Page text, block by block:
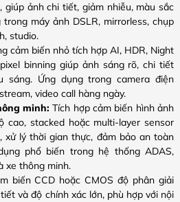
giúp ảnh chi tiết, giảm nhiễu, màu sắc
máy ảnh DSLR, mirrorless, chụp
studio.
cảm biến nhỏ tích hợp AI, HDR, Night
binning giúp ảnh sáng rõ, chi tiết
sáng. Ứng dụng trong camera điện
video call hàng ngày.
minh: Tích hợp cảm biến hình ảnh
cao, stacked hoặc multi-layer sensor
xử lý thời gian thực, đảm bảo an toàn
phổ biến trong hệ thống ADAS,
xe thông minh.
biến CCD hoặc CMOS độ phân giải
và độ chính xác lớn, phù hợp với nội